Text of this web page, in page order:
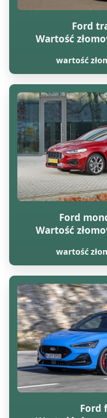
Ford
Wartość
wartość
Ford
Wartość
wartość
Ford